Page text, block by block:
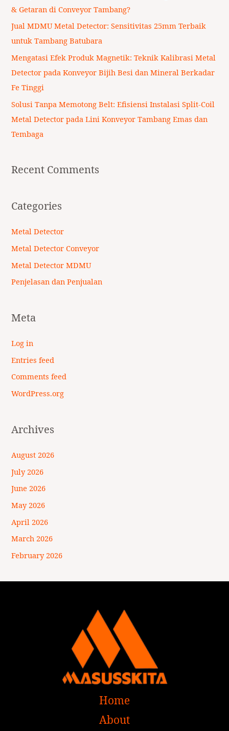
:
& Getaran di Conveyor Tambang?
Jual MDMU Metal Detector: Sensitivitas 25mm Terbaik
untuk Tambang Batubara
Mengatasi Efek Produk Magnetik: Teknik Kalibrasi Metal
Detector pada Konveyor Bijih Besi dan Mineral Berkadar
Fe Tinggi
Solusi Tanpa Memotong Belt: Efisiensi Instalasi Split-Coil
Metal Detector pada Lini Konveyor Tambang Emas dan
Tembaga
Recent Comments
Categories
Metal Detector
Metal Detector Conveyor
Metal Detector MDMU
Penjelasan dan Penjualan
Meta
Log in
Entries feed
Comments feed
WordPress.org
Archives
August 2026
July 2026
June 2026
May 2026
April 2026
March 2026
February 2026
Home
About